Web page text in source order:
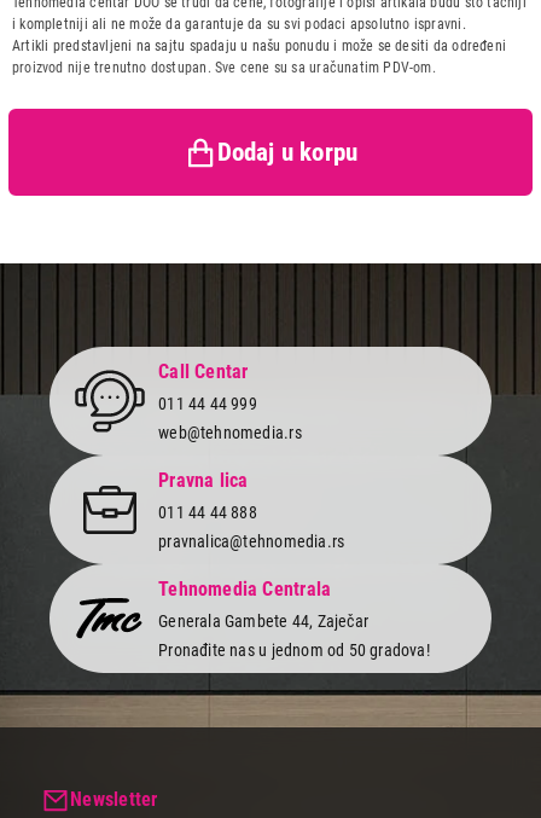
Uvoznik:
ERG d.o.o.
Zemlja porekla:
Kina
kupaca po osnovu zakona o
i kompletniji ali ne može da garantuje da su svi podaci apsolutno ispravni.
Artikli predstavljeni na sajtu spadaju u našu ponudu i može se desiti da određeni
proizvod nije trenutno dostupan. Sve cene su sa uračunatim PDV-om.
Dodaj u korpu
VOX DBL-5026
Proizvod je dodat u korpu.
Završi kupovinu
Call Centar
011 44 44 999
web@tehnomedia.rs
Pravna lica
011 44 44 888
pravnalica@tehnomedia.rs
Tehnomedia Centrala
Generala Gambete 44, Zaječar
Pronađite nas u jednom od 50 gradova!
Newsletter